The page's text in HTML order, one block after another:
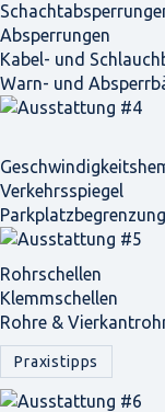
Absperrungen
Kabel- und
Warn- und
Verkehrsspiegel
Parkplatz­begrenzung
Rohrschellen
Klemmschellen
Rohre &
Praxistipps